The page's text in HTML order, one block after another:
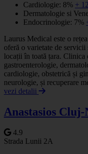
Cardiologie: 8% +
Dermatologie si
Endocrinologie: 7%
Laurus Medical este o
oferă o varietate de
locații în toată țara.
gastroenterologie,
cardiologie, obstetrică și
neurologie, și recuperare
vezi detalii
Anastasios Cluj-
4.9
Strada Lunii 2A